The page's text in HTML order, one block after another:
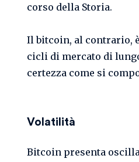
corso della Storia.
Il bitcoin, al contrario,
cicli di mercato di
certezza come si
Volatilità
Bitcoin presenta